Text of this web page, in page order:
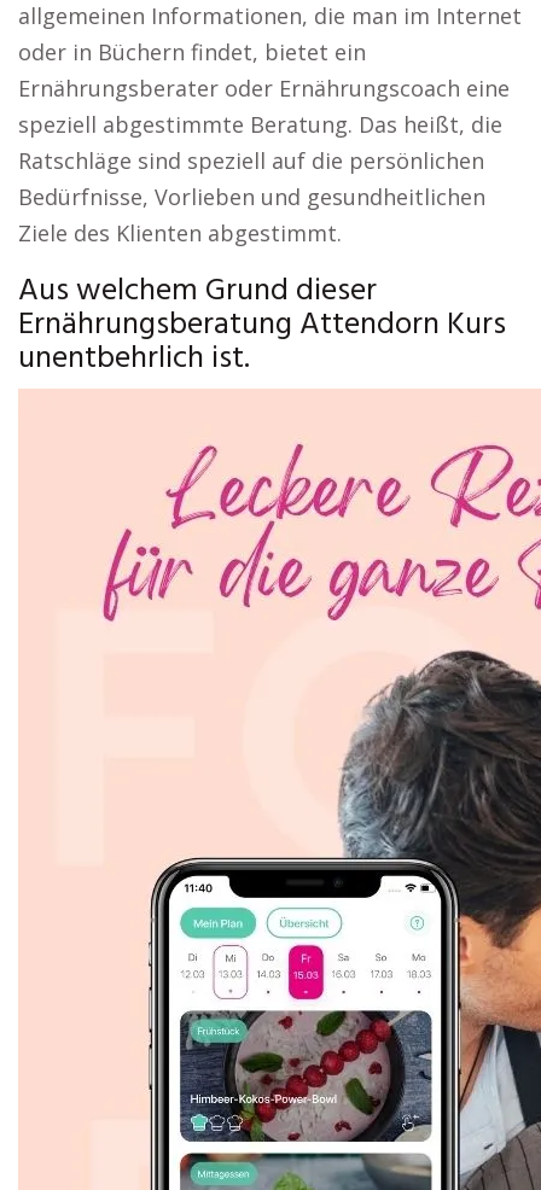
allgemeinen Informationen, die man im Internet
oder in Büchern findet, bietet ein
Ernährungsberater oder Ernährungscoach eine
speziell abgestimmte Beratung. Das heißt, die
Ratschläge sind speziell auf die persönlichen
Bedürfnisse, Vorlieben und gesundheitlichen
Ziele des Klienten abgestimmt.
Aus welchem Grund dieser
Ernährungsberatung Attendorn Kurs
unentbehrlich ist.